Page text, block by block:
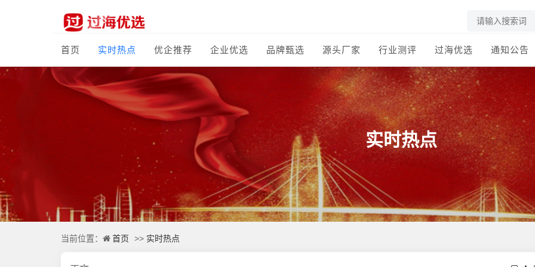
首页 实时热点 优企推荐 企业优选 品牌甄选 源头厂家 行业测评 过海优选 通知公告
实时热点
当前位置： 首页 >> 实时热点